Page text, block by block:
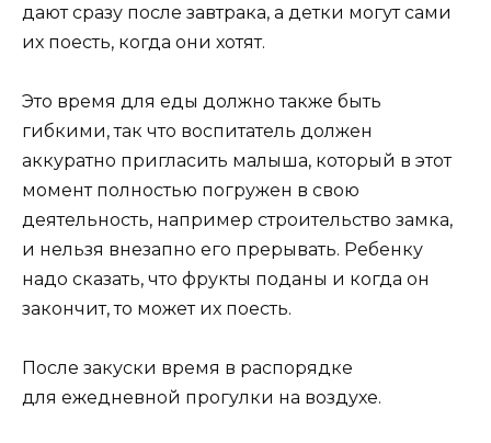
дают сразу после завтрака, а детки могут сами
их поесть, когда они хотят.
Это время для еды должно также быть
гибкими, так что воспитатель должен
аккуратно пригласить малыша, который в этот
момент полностью погружен в свою
деятельность, например строительство замка,
и нельзя внезапно его прерывать. Ребенку
надо сказать, что фрукты поданы и когда он
закончит, то может их поесть.
После закуски время в распорядке
для ежедневной прогулки на воздухе.